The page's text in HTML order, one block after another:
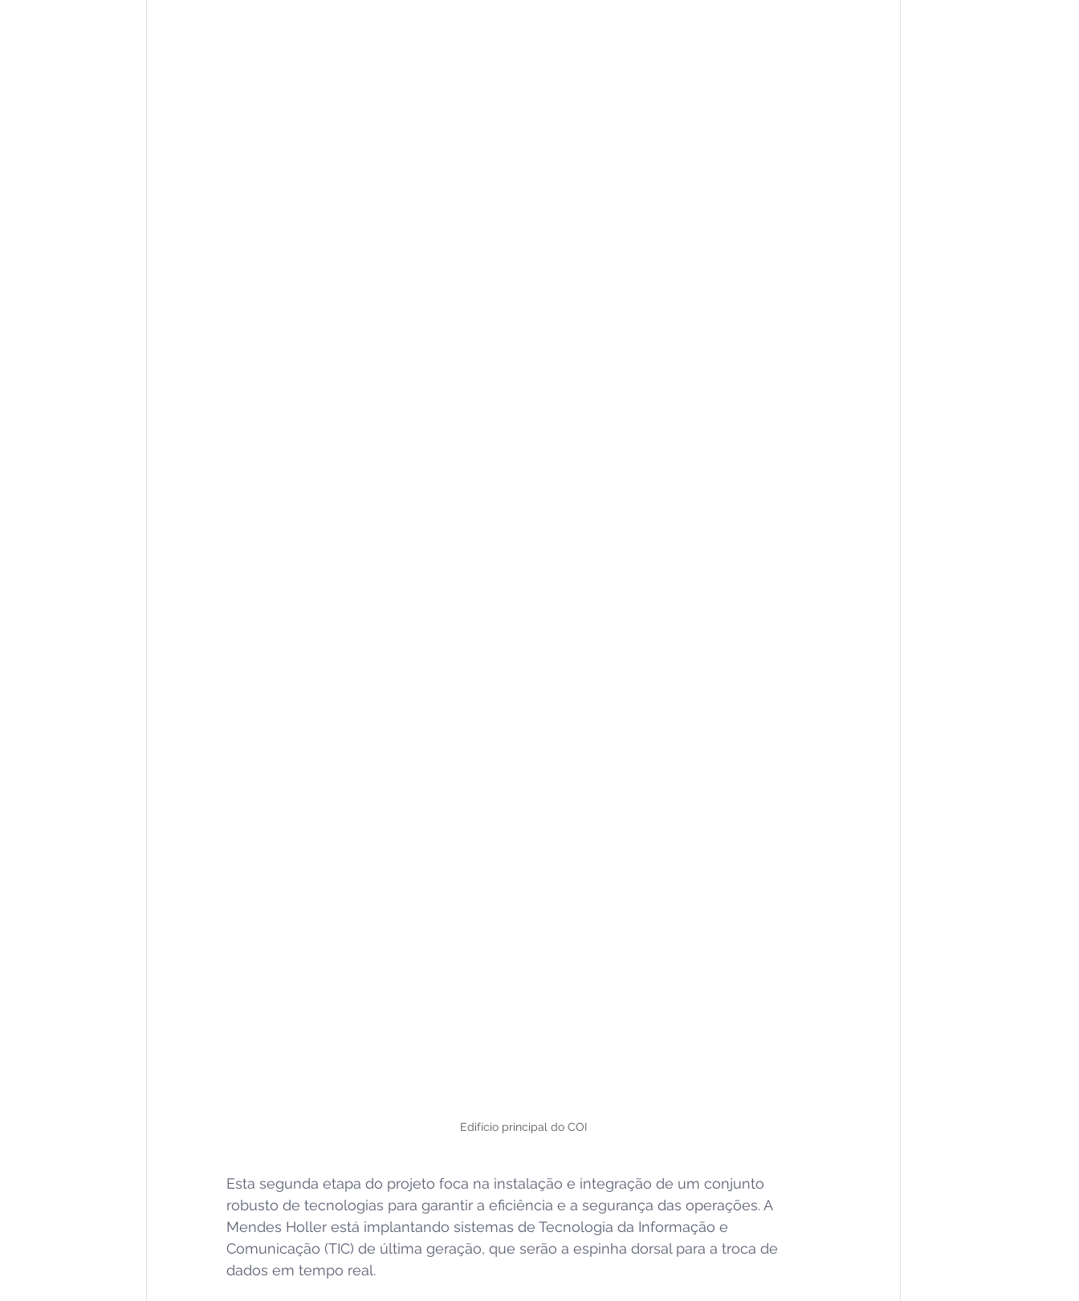
Edifício principal do COI
Esta segunda etapa do projeto foca na instalação e integração de um conjunto
robusto de tecnologias para garantir a eficiência e a segurança das operações. A
Mendes Holler está implantando sistemas de Tecnologia da Informação e
Comunicação (TIC) de última geração, que serão a espinha dorsal para a troca de
dados em tempo real.